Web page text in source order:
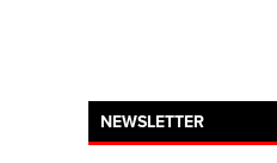
NEWSLETTER